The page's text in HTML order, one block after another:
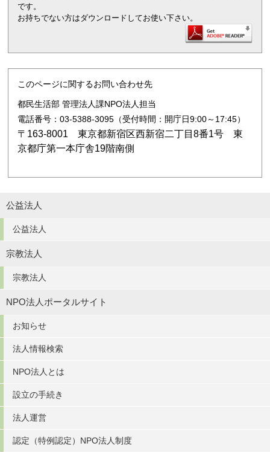
です。
お持ちでない方はダウンロードしてお使い下さい。
このページに関するお問い合わせ先
都民生活部 管理法人課NPO法人担当
電話番号：03-5388-3095（受付時間：開庁日9:00～17:45）
〒163-8001 東京都新宿区西新宿二丁目8番1号 東
京都庁第一本庁舎19階南側
公益法人
公益法人
宗教法人
宗教法人
NPO法人ポータルサイト
お知らせ
法人情報検索
NPO法人とは
設立の手続き
法人運営
認定（特例認定）NPO法人制度